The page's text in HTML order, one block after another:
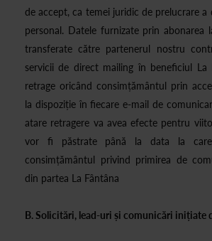
de accept, ca temei juridic de prelucrare
personal. Datele furnizate prin abonarea
transferate către partenerul nostru
servicii de direct mailing în beneficiul La
retrage oricând consimțământul prin
la dispoziție în fiecare e-mail de
atare retragere va avea efecte pentru
vor fi păstrate până la data la
consimțământul privind primirea de
din partea La Fântâna
B. Solicitări, lead-uri și comunicări inițiate